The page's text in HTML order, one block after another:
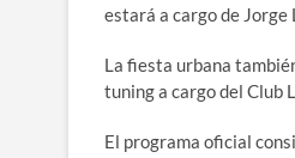
estará a cargo de
La fiesta urbana
tuning a cargo del Club
El programa oficial